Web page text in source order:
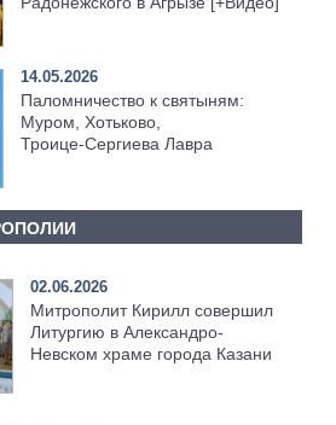
14.05.2026
Паломничество к святыням:
Муром, Хотьково,
Троице‑Сергиева Лавра
02.06.2026
Митрополит Кирилл совершил
Литургию в Александро-
Невском храме города Казани